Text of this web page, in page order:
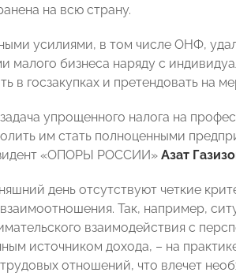
на всю страну.
усилиями, в том числе ОНФ,
малого бизнеса наряду с
в госзакупках и претендовать на
упрощенного налога на
им стать полноценными
«ОПОРЫ РОССИИ» Азат
день отсутствуют четкие
Так, например,
взаимодействия с
источником дохода, – на
отношений, что влечет